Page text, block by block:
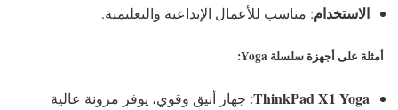
الاستخدام: مناسب للأعمال الإبداعية والتعليمية.
أمثلة على أجهزة سلسلة Yoga :
ThinkPad X1 Yoga: جهاز أنيق وقوي، يوفر مرونة عالية